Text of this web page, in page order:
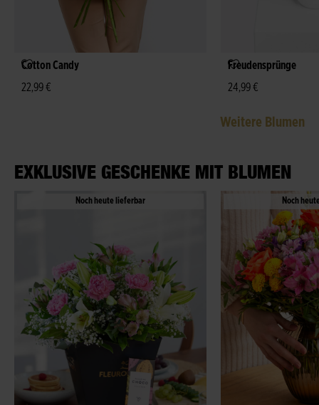
Cotton Candy
22,99 €
Freudensprünge
24,99 €
Weitere Blumen
EXKLUSIVE GESCHENKE MIT BLUMEN
Noch heute lieferbar Noch